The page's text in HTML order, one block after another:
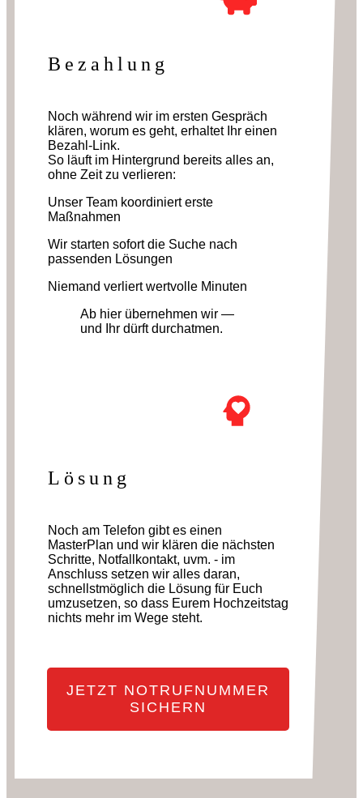
Bezahlung
Noch während wir im ersten Gespräch
klären, worum es geht, erhaltet Ihr einen
Bezahl-Link.
So läuft im Hintergrund bereits alles an,
ohne Zeit zu verlieren:
Unser Team koordiniert erste
Maßnahmen
Wir starten sofort die Suche nach
passenden Lösungen
Niemand verliert wertvolle Minuten
Ab hier übernehmen wir —
und Ihr dürft durchatmen.
Lösung
Noch am Telefon gibt es einen
MasterPlan und wir klären die nächsten
Schritte, Notfallkontakt, uvm. - im
Anschluss setzen wir alles daran,
schnellstmöglich die Lösung für Euch
umzusetzen, so dass Eurem Hochzeitstag
nichts mehr im Wege steht.
JETZT NOTRUFNUMMER
SICHERN